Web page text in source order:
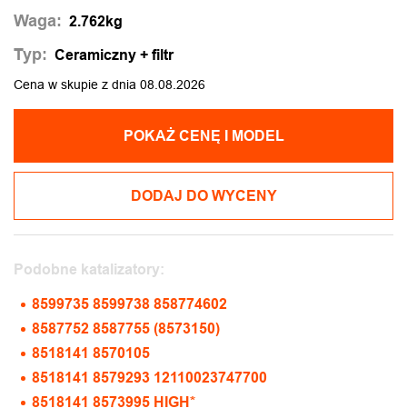
Waga: 2.762kg
Typ: Ceramiczny + filtr
Cena w skupie z dnia 08.08.2026
POKAŻ CENĘ I MODEL
DODAJ DO WYCENY
Podobne katalizatory:
8599735 8599738 858774602
8587752 8587755 (8573150)
8518141 8570105
8518141 8579293 12110023747700
8518141 8573995 HIGH*